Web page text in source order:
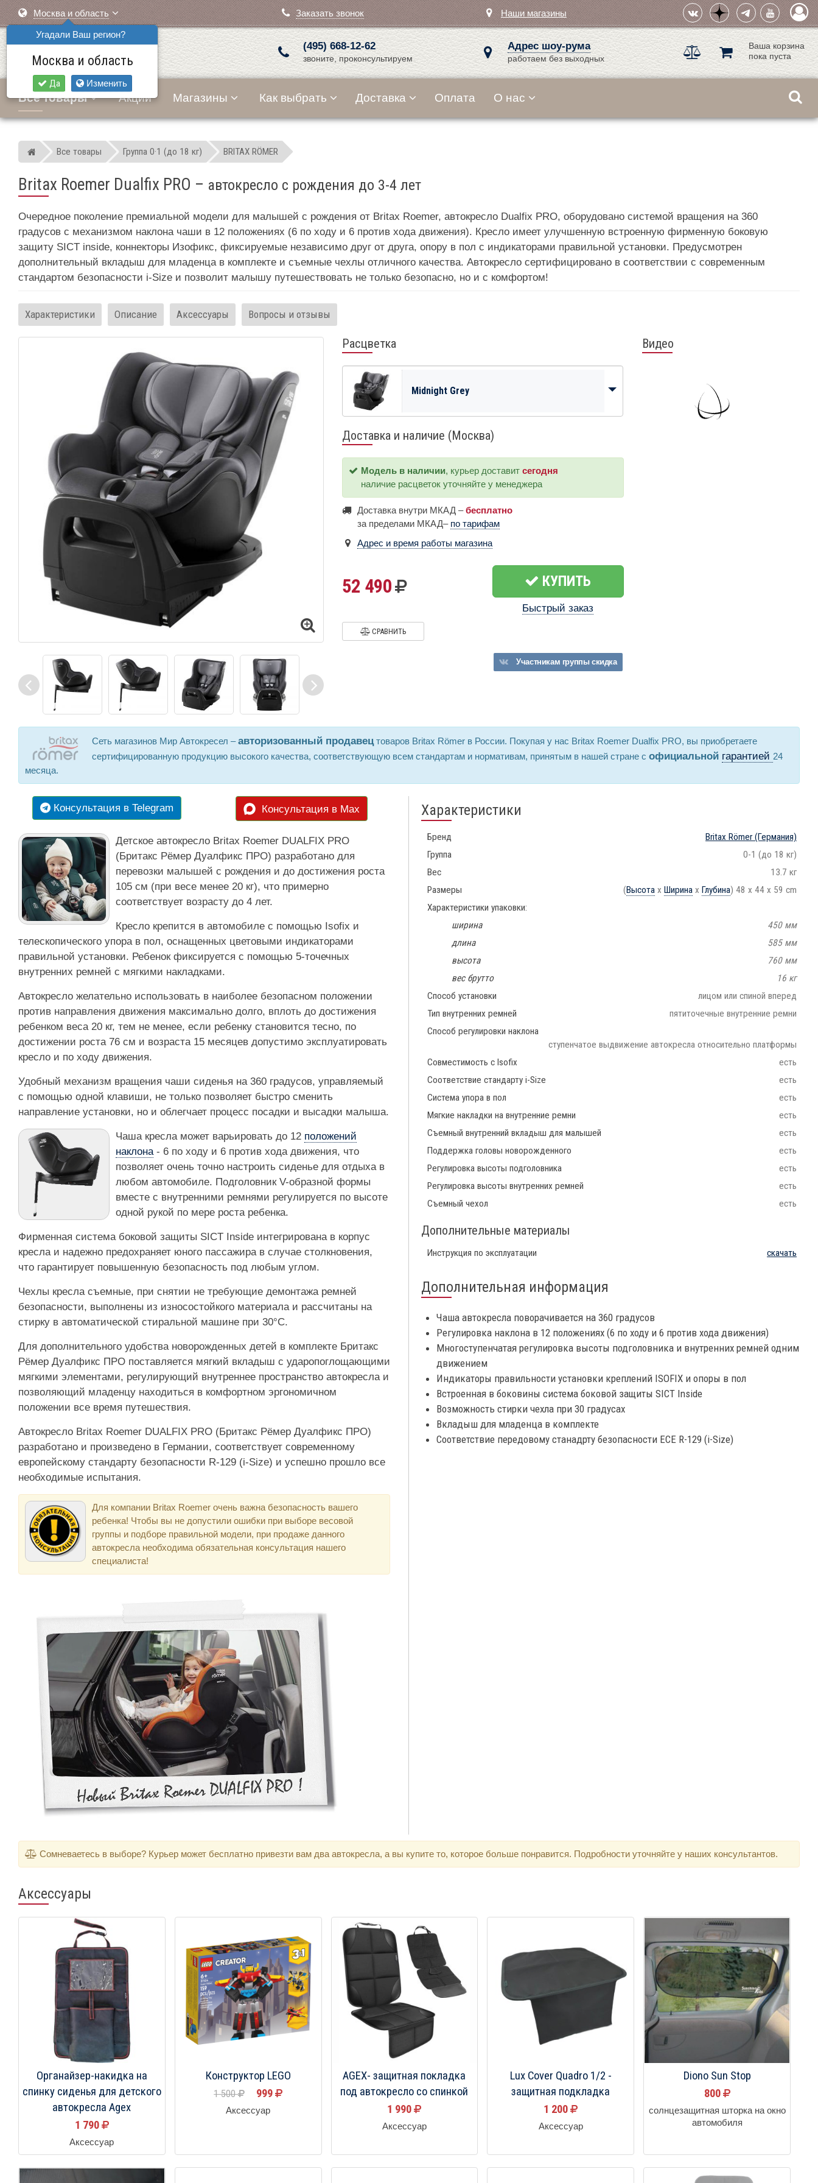
Москва и область
Угадали Ваш регион?
Москва и область
Да Изменить
Заказать звонок Наши магазины
(495) 668-12-62
звоните, проконсультируем
Адрес шоу-рума
работаем без выходных
Ваша корзина
пока пуста
Все товары Акции Магазины Как выбрать Доставка Оплата О нас
Мир детских автокресел
Все товары Группа 0·1 (до 18 кг) BRITAX RÖMER
Britax Roemer Dualfix PRO – автокресло с рождения до 3-4 лет
Очередное поколение премиальной модели для малышей с рождения от Britax Roemer, автокресло Dualfix PRO, оборудовано системой вращения на 360
градусов с механизмом наклона чаши в 12 положениях (6 по ходу и 6 против хода движения). Кресло имеет улучшенную встроенную фирменную боковую
защиту SICT inside, коннекторы Изофикс, фиксируемые независимо друг от друга, опору в пол с индикаторами правильной установки. Предусмотрен
дополнительный вкладыш для младенца в комплекте и съемные чехлы отличного качества. Автокресло сертифицировано в соответствии с современным
стандартом безопасности i-Size и позволит малышу путешествовать не только безопасно, но и с комфортом!
Характеристики Описание Аксессуары Вопросы и отзывы
Расцветка
Midnight Grey
Доставка и наличие (Москва)
Модель в наличии, курьер доставитсегодня
наличие расцветок уточняйте у менеджера
Доставка внутри МКАД –бесплатно
за пределами МКАД– по тарифам
Адрес и время работы магазина
52 490 КУПИТЬ
Быстрый заказ
СРАВНИТЬ
Участникам группыскидка
Видео
Сеть магазинов Мир Автокресел –авторизованный продавецтоваров Britax Römer в России. Покупая у нас Britax Roemer Dualfix PRO, вы приобретаете
сертифицированную продукцию высокого качества, соответствующую всем стандартам и нормативам, принятым в нашей стране с официальной гарантией 24
месяца.
Консультация в Telegram Консультация в Max
Детское автокресло Britax Roemer DUALFIX PRO
(Бритакс Рёмер Дуалфикс ПРО) разработано для
перевозки малышей с рождения и до достижения роста
105 см (при весе менее 20 кг), что примерно
соответствует возрасту до 4 лет.
Кресло крепится в автомобиле с помощью Isofix и
телескопического упора в пол, оснащенных цветовыми индикаторами
правильной установки. Ребенок фиксируется с помощью 5-точечных
внутренних ремней с мягкими накладками.
Автокресло желательно использовать в наиболее безопасном положении
против направления движения максимально долго, вплоть до достижения
ребенком веса 20 кг, тем не менее, если ребенку становится тесно, по
достижении роста 76 см и возраста 15 месяцев допустимо эксплуатировать
кресло и по ходу движения.
Удобный механизм вращения чаши сиденья на 360 градусов, управляемый
с помощью одной клавиши, не только позволяет быстро сменить
направление установки, но и облегчает процесс посадки и высадки малыша.
Чаша кресла может варьировать до 12 положений
наклона- 6 по ходу и 6 против хода движения, что
позволяет очень точно настроить сиденье для отдыха в
любом автомобиле. Подголовник V-образной формы
вместе с внутренними ремнями регулируется по высоте
одной рукой по мере роста ребенка.
Фирменная система боковой защиты SICT Inside интегрирована в корпус
кресла и надежно предохраняет юного пассажира в случае столкновения,
что гарантирует повышенную безопасность под любым углом.
Чехлы кресла съемные, при снятии не требующие демонтажа ремней
безопасности, выполнены из износостойкого материала и рассчитаны на
стирку в автоматической стиральной машине при 30°С.
Для дополнительного удобства новорожденных детей в комплекте Бритакс
Рёмер Дуалфикс ПРО поставляется мягкий вкладыш с ударопоглощающими
мягкими элементами, регулирующий внутреннее пространство автокресла и
позволяющий младенцу находиться в комфортном эргономичном
положении все время путешествия.
Автокресло Britax Roemer DUALFIX PRO (Бритакс Рёмер Дуалфикс ПРО)
разработано и произведено в Германии, соответствует современному
европейскому стандарту безопасности R-129 (i-Size) и успешно прошло все
необходимые испытания.
Для компании Britax Roemer очень важна безопасность вашего
ребенка! Чтобы вы не допустили ошибки при выборе весовой
группы и подборе правильной модели, при продаже данного
автокресла необходима обязательная консультация нашего
специалиста!
Характеристики
Бренд Britax Römer(Германия)
Группа
0-1 (до 18 кг)
Вес
13.7 кг
Размеры
(Высота x Ширина x Глубина) 48 x 44 x 59 cm
Характеристики упаковки:
ширина
450 мм
длина
585 мм
высота
760 мм
вес брутто
16 кг
Способ установки
лицом или спиной вперед
Тип внутренних ремней
пятиточечные внутренние ремни
Способ регулировки наклона
ступенчатое выдвижение автокресла относительно платформы
Совместимость с Isofix
есть
Соответствие стандарту i-Size
есть
Система упора в пол
есть
Мягкие накладки на внутренние ремни
есть
Съемный внутренний вкладыш для малышей
есть
Поддержка головы новорожденного
есть
Регулировка высоты подголовника
есть
Регулировка высоты внутренних ремней
есть
Съемный чехол
есть
Дополнительные материалы
Инструкция по эксплуатации скачать
Дополнительная информация
Чаша автокресла поворачивается на 360 градусов
Регулировка наклона в 12 положениях (6 по ходу и 6 против хода движения)
Многоступенчатая регулировка высоты подголовника и внутренних ремней одним
движением
Индикаторы правильности установки креплений ISOFIX и опоры в пол
Встроенная в боковины система боковой защиты SICT Inside
Возможность стирки чехла при 30 градусах
Вкладыш для младенца в комплекте
Соответствие передовому станадрту безопасности ECE R-129 (i-Size)
Сомневаетесь в выборе? Курьер может бесплатно привезти вам два автокресла, а вы купите то, которое больше понравится. Подробности уточняйте у наших консультантов.
Аксессуары
Органайзер-накидка на
спинку сиденья для детского
автокресла Agex
1 790
Аксессуар
Конструктор LEGO
1 500 999
Аксессуар
AGEX- защитная покладка
под автокресло со спинкой
1 990
Аксессуар
Lux Cover Quadro 1/2 -
защитная подкладка
1 200
Аксессуар
Diono Sun Stop
800
солнцезащитная шторка на окно
автомобиля